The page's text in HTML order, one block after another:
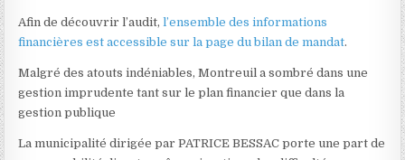
Afin de découvrir l’audit,l’ensemble des informations
financières est accessible sur la page du bilan de mandat.
Malgré des atouts indéniables, Montreuil a sombré dans une
gestion imprudente tant sur le plan financier que dans la
gestion publique
La municipalité dirigée par PATRICE BESSAC porte une part de